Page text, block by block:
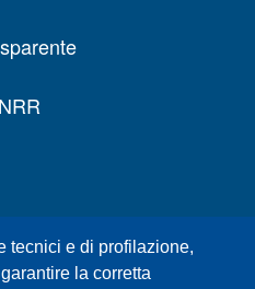
tecnici e di profilazione,
la corretta
con il Pubblico